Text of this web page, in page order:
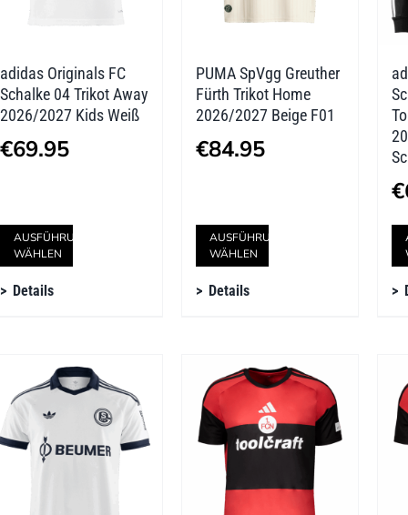
adidas Originals FC
Schalke 04 Trikot Away
2026/2027 Kids Weiß
€69.95
AUSFÜHRUNG
WÄHLEN
Dieses
Produkt
Varianten
auf.
Details
PUMA SpVgg Greuther
Fürth Trikot Home
2026/2027 Beige F01
€84.95
AUSFÜHRUNG
WÄHLEN
Dieses
Produkt
Varianten
auf.
Die
Optionen
können
Details
€